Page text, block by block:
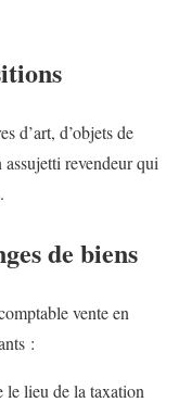
d’art, d’objets de
revendeur qui
de biens
vente en
:
le lieu de la taxation